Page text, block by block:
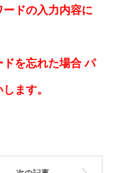
ドの入力内容に
ドを忘れた場合パ
ます。